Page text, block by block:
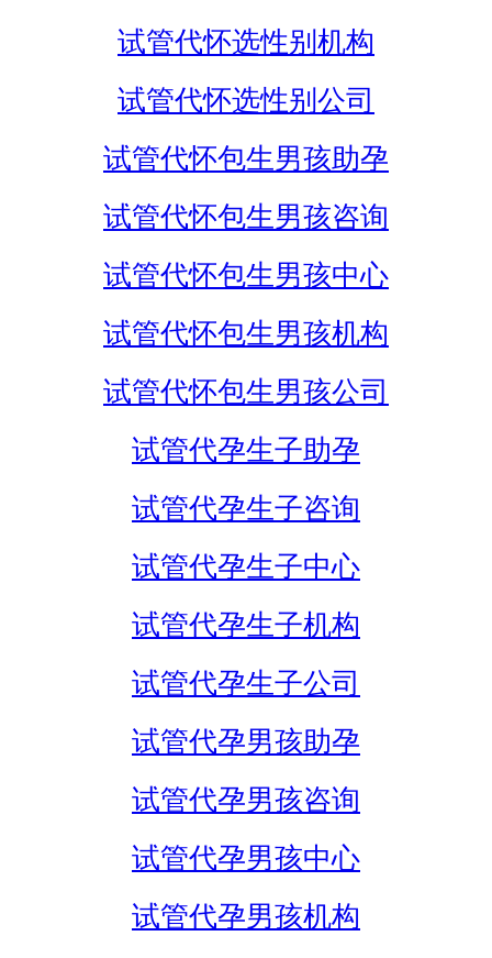
试管代怀选性别机构
试管代怀选性别公司
试管代怀包生男孩助孕
试管代怀包生男孩咨询
试管代怀包生男孩中心
试管代怀包生男孩机构
试管代怀包生男孩公司
试管代孕生子助孕
试管代孕生子咨询
试管代孕生子中心
试管代孕生子机构
试管代孕生子公司
试管代孕男孩助孕
试管代孕男孩咨询
试管代孕男孩中心
试管代孕男孩机构